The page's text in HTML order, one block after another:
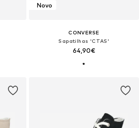
Novo
CONVERSE
Sapatilhas 'CTAS'
64,90€